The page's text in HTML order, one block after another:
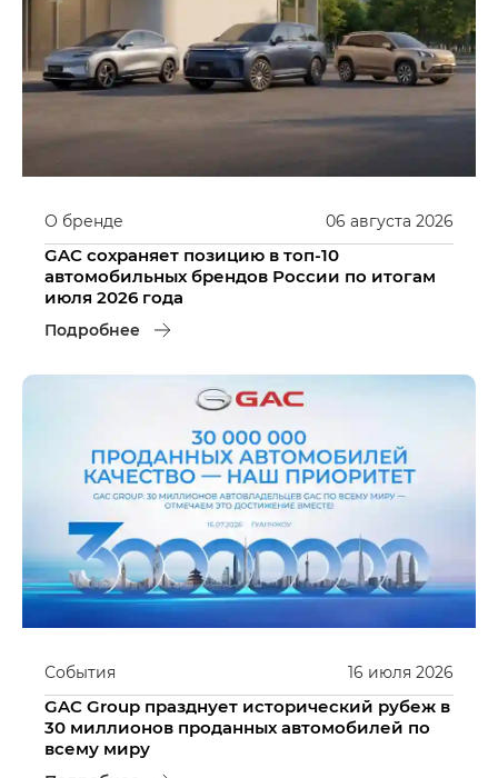
06 августа 2026
О бренде
GAC сохраняет позицию в топ-10
автомобильных брендов России по итогам
июля 2026 года
Подробнее
16 июля 2026
События
GAC Group празднует исторический рубеж в
30 миллионов проданных автомобилей по
всему миру